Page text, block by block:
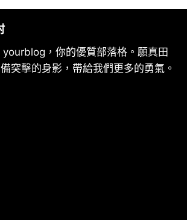
，你的優質部落格。願真田
突擊的身影，帶給我們更多的勇氣。